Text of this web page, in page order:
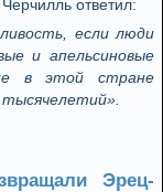
ответил:
если люди
и апельсиновые
в этой стране
Эрец-